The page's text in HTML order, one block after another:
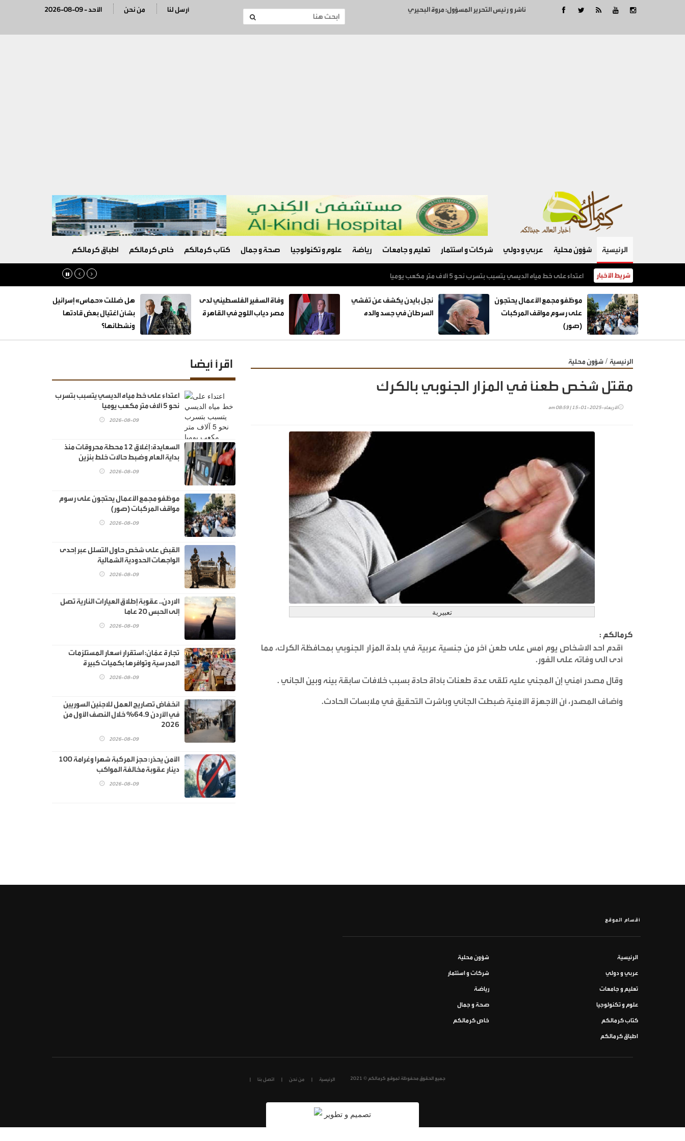
ناشر و رئيس التحرير المسؤول: مروة البحيري 2026-08-09 - الأحد من نحن أرسل لنا
الرئيسية شؤون محلية عربي و دولي شركات و استثمار تعليم و جامعات رياضة علوم و تكنولوجيا صحة و جمال كتاب كرمالكم خاص كرمالكم اطباق كرمالكم
شريط الأخبار السعايدة: إغلاق 12 محطة محروقات منذ بداية العام وضبط حالات خلط بنزين
موظفو مجمع الأعمال يحتجون
على رسوم مواقف المركبات
(صور)
نجل بايدن يكشف عن تفشي
السرطان في جسد والده
وفاة السفير الفلسطيني لدى
مصر دياب اللوح في القاهرة
هل ضللت «حماس» إسرائيل
بشأن اغتيال بعض قادتها
ونشطائها؟
الرئيسية / شؤون محلية
مقتل شخص طعناً في المزار الجنوبي بالكرك
الأربعاء-2025-01-15 | 08:59 am
تعبيرية
كرمالكم :
أقدم احد الاشخاص يوم أمس على طعن آخر من جنسية عربية في بلدة المزار الجنوبي بمحافظة الكرك، مما
أدى الى وفاته على الفور.
وقال مصدر أمني إن المجني عليه تلقى عدة طعنات بأداة حادة بسبب خلافات سابقة بينه وبين الجاني .
وأضاف المصدر، أن الأجهزة الأمنية ضبطت الجاني وباشرت التحقيق في ملابسات الحادث.
اقرأ أيضا
اعتداء على خط مياه الديسي يتسبب بتسرب
نحو 5 آلاف متر مكعب يوميا
2026-08-09
السعايدة: إغلاق 12 محطة محروقات منذ
بداية العام وضبط حالات خلط بنزين
2026-08-09
موظفو مجمع الأعمال يحتجون على رسوم
مواقف المركبات (صور)
2026-08-09
القبض على شخص حاول التسلل عبر إحدى
الواجهات الحدودية الشمالية
2026-08-09
الاردن.. عقوبة إطلاق العيارات النارية تصل
إلى الحبس 20 عاما
2026-08-09
تجارة عمّان: استقرار أسعار المستلزمات
المدرسية وتوافرها بكميات كبيرة
2026-08-09
انخفاض تصاريح العمل للاجئين السوريين
في الأردن 64.9% خلال النصف الأول من
2026
2026-08-09
الأمن يحذر: حجز المركبة شهرا وغرامة 100
دينار عقوبة مخالفة المواكب
2026-08-09
أقسام الموقع
الرئيسية شؤون محلية
عربي و دولي شركات و استثمار
تعليم و جامعات رياضة
علوم و تكنولوجيا صحة و جمال
كتاب كرمالكم خاص كرمالكم
اطباق كرمالكم
جميع الحقوق محفوظة لموقع كرمالكم © 2021 اتصل بنا من نحن الرئيسية
تصميم و تطوير